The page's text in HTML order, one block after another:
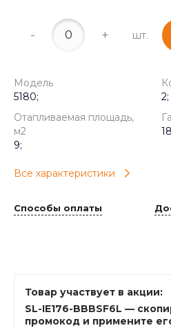
- + шт.
Модель
5180;
2;
Отапливаемая площадь,
м2
9;
Все характеристики
Способы оплаты
Товар участвует в акции:
SL-IE176-BBBSF6L —
промокод и примените